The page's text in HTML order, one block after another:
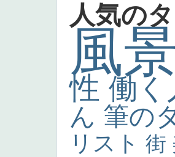
人気の
風
性 働く
ん 筆の
リスト 街